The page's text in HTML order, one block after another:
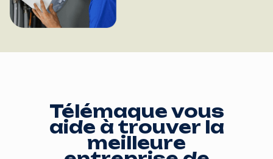
Télémaque vous
aide à trouver la
meilleure